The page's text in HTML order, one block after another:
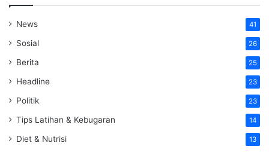
News 41
Sosial 26
Berita 25
Headline 23
Politik 23
Tips Latihan & Kebugaran 14
Diet & Nutrisi 13